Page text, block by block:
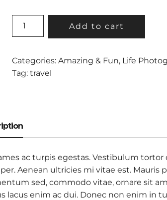
Add to cart
Categories:Amazing & Fun, Life
Tag:travel
ac turpis egestas. Vestibulum tortor
Aenean ultricies mi vitae est. Mauris
sed, commodo vitae, ornare sit
enim ac dui. Donec non enim in